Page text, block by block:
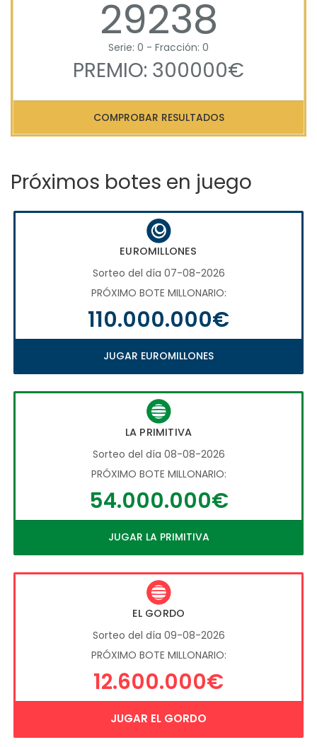
29238
Serie: 0 - Fracción: 0
PREMIO: 300000€
COMPROBAR RESULTADOS
Próximos botes en juego
EUROMILLONES
Sorteo del día 07-08-2026
PRÓXIMO BOTE MILLONARIO:
110.000.000€
JUGAR EUROMILLONES
LA PRIMITIVA
Sorteo del día 08-08-2026
PRÓXIMO BOTE MILLONARIO:
54.000.000€
JUGAR LA PRIMITIVA
EL GORDO
Sorteo del día 09-08-2026
PRÓXIMO BOTE MILLONARIO:
12.600.000€
JUGAR EL GORDO